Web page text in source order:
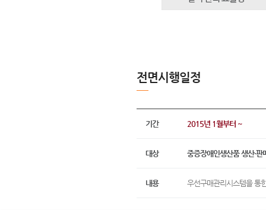
전면시행일정
기간 2015년 1월부터 ~
대상 중증장애인생산품 생산·판
내용 우선구매관리시스템을 통